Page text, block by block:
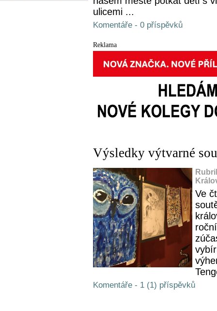
ulicemi ...
Komentáře - 0 příspěvků
Reklama
Výsledky výtvarné
Ve
Komentáře - 1 (1) příspěvků